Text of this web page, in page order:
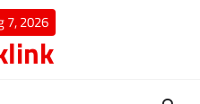
7, 2026